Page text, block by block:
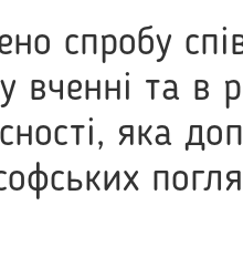
спробу
вченні та в
яка